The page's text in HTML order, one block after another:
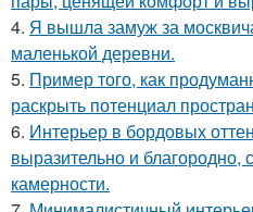
4. Я вышла замуж за
маленькой деревни.
5. Пример того, как
раскрыть потенциал
6. Интерьер в бордовых
выразительно и
камерности.